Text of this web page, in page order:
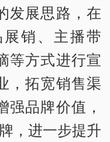
发展思路，在
销、主播带
等方式进行宣
，拓宽销售渠
品牌价值，
，进一步提升